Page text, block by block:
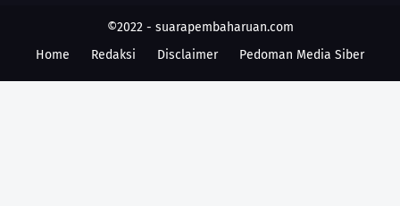
©2022 - suarapembaharuan.com
Home
Redaksi Disclaimer Pedoman Media Siber